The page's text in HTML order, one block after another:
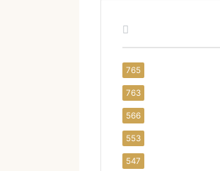
765
763
566
553
547